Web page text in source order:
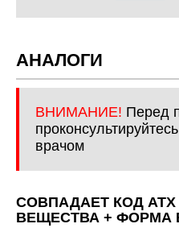
АНАЛОГИ
ВНИМАНИЕ! Перед
врачом
СОВПАДАЕТ КОД
ВЕЩЕСТВА + ФОРМА